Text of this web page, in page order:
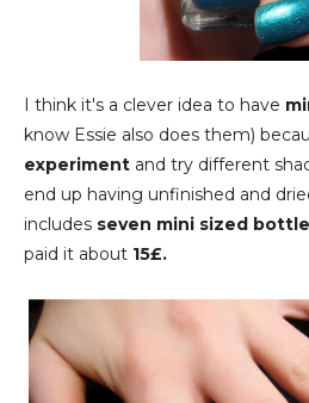
I think it's a clever idea to have
know Essie also does them)
experiment and try different
end up having unfinished and
includes seven mini sized
paid it about 15£.